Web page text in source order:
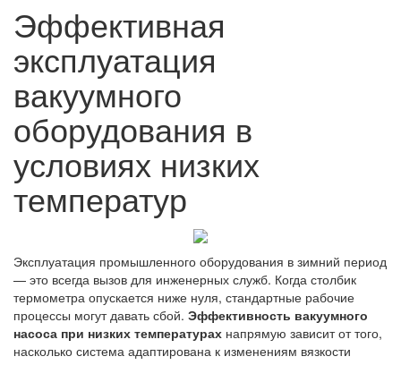
Эффективная
эксплуатация
вакуумного
оборудования в
условиях низких
температур
Эксплуатация промышленного оборудования в зимний период
— это всегда вызов для инженерных служб. Когда столбик
термометра опускается ниже нуля, стандартные рабочие
процессы могут давать сбой. Эффективность вакуумного
насоса при низких температурах напрямую зависит от того,
насколько система адаптирована к изменениям вязкости